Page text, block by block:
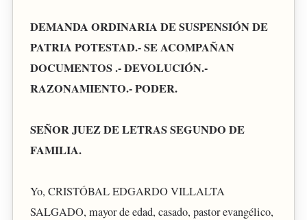
DEMANDA ORDINARIA DE SUSPENSIÓN DE
PATRIA POTESTAD.- SE ACOMPAÑAN
DOCUMENTOS .- DEVOLUCIÓN.-
RAZONAMIENTO.- PODER.
SEÑOR JUEZ DE LETRAS SEGUNDO DE
FAMILIA.
Yo, CRISTÓBAL EDGARDO VILLALTA
SALGADO, mayor de edad, casado, pastor evangélico,